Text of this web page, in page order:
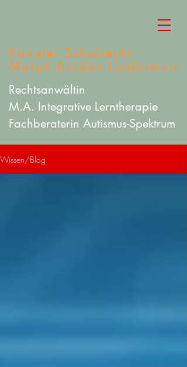
Kanzlei Schulrecht
Maren Berden-Lindermeir
Rechtsanwältin
M.A. Integrative Lerntherapie
Fachberaterin Autismus-Spektrum
Wissen/Blog